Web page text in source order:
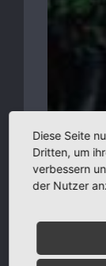
Diese Seite
Dritten, um
verbessern
der Nutzer